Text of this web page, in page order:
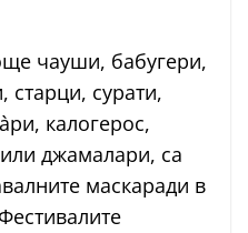
чауши, бабугери,
сурати,
калогерос,
джамалари, са
маскаради в